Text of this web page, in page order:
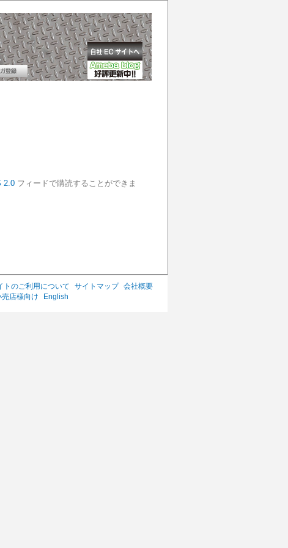
2.0 フィードで購読することができま
トのご利用について サイトマップ
会社概要
売店様向け English